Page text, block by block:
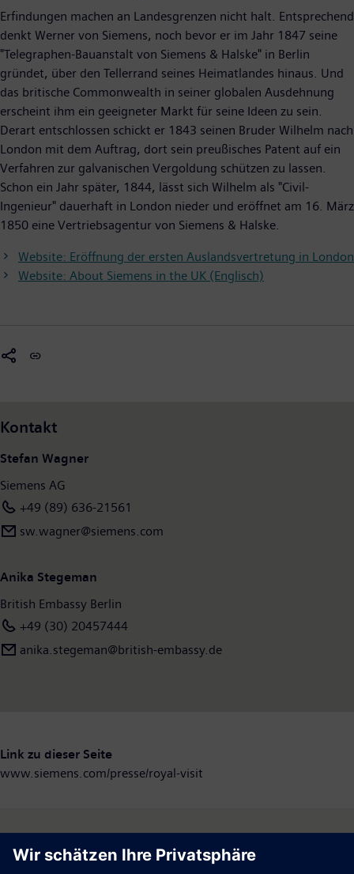
Erfindungen machen an Landesgrenzen nicht halt. Entsprechend
denkt Werner von Siemens, noch bevor er im Jahr 1847 seine
"Telegraphen-Bauanstalt von Siemens & Halske" in Berlin
gründet, über den Tellerrand seines Heimatlandes hinaus. Und
das britische Commonwealth in seiner globalen Ausdehnung
erscheint ihm ein geeigneter Markt für seine Ideen zu sein.
Derart entschlossen schickt er 1843 seinen Bruder Wilhelm nach
London mit dem Auftrag, dort sein preußisches Patent auf ein
Verfahren zur galvanischen Vergoldung schützen zu lassen.
Schon ein Jahr später, 1844, lässt sich Wilhelm als "Civil-
Ingenieur" dauerhaft in London nieder und eröffnet am 16. März
1850 eine Vertriebsagentur von Siemens & Halske.
Website: Eröffnung der ersten Auslandsvertretung in London
Website: About Siemens in the UK (Englisch)
Kontakt
Stefan Wagner
Siemens AG
+49 (89) 636-21561
sw.wagner@siemens.com
Anika Stegeman
British Embassy Berlin
+49 (30) 20457444
anika.stegeman@british-embassy.de
Link zu dieser Seite
www.siemens.com/presse/royal-visit
Follow